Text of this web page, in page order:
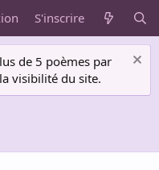
S'inscrire
de 5 poèmes par
visibilité du site.